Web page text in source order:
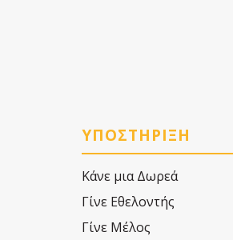
ΥΠΟΣΤΗΡΙΞΗ
Κάνε μια Δωρεά
Γίνε Εθελοντής
Γίνε Μέλος